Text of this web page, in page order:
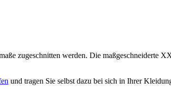
zugeschnitten werden. Die maßgeschneiderte
und tragen Sie selbst dazu bei sich in Ihrer